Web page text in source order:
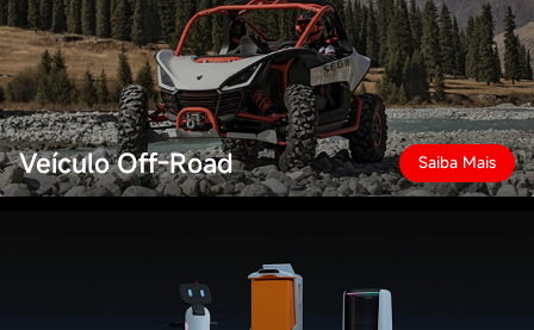
Veículo Off-Road Saiba Mais